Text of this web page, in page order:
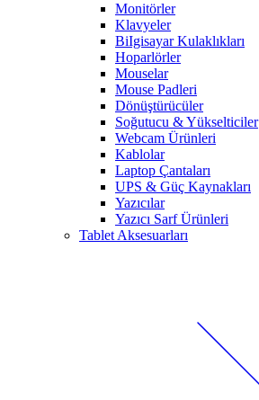
Monitörler
Klavyeler
BiIgisayar Kulaklıkları
Hoparlörler
Mouselar
Mouse Padleri
Dönüştürücüler
Soğutucu & Yükselticiler
Webcam Ürünleri
Kablolar
Laptop Çantaları
UPS & Güç Kaynakları
Yazıcılar
Yazıcı Sarf Ürünleri
Tablet Aksesuarları